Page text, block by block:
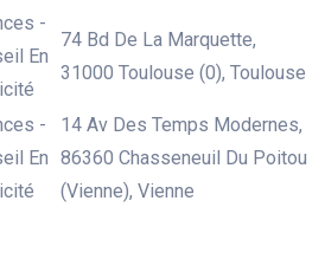
-
En
74 Bd De La Marquette,
31000 Toulouse (0), Toulouse
-
En
14 Av Des Temps Modernes,
86360 Chasseneuil Du Poitou
(Vienne), Vienne